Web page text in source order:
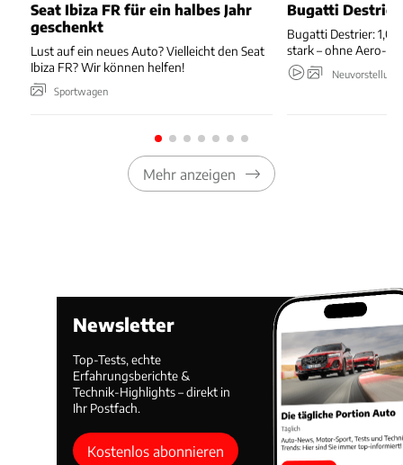
Seat Ibiza FR für ein halbes Jahr
geschenkt
Lust auf ein neues Auto? Vielleicht den Seat
Ibiza FR? Wir können helfen!
Sportwagen
Bugatti
Bugatti Destrier: 1,00
stark – ohne Aero-
Mehr anzeigen
Newsletter
Top-Tests, echte
Erfahrungsberichte &
Technik-Highlights – direkt in
Ihr Postfach.
Kostenlos abonnieren